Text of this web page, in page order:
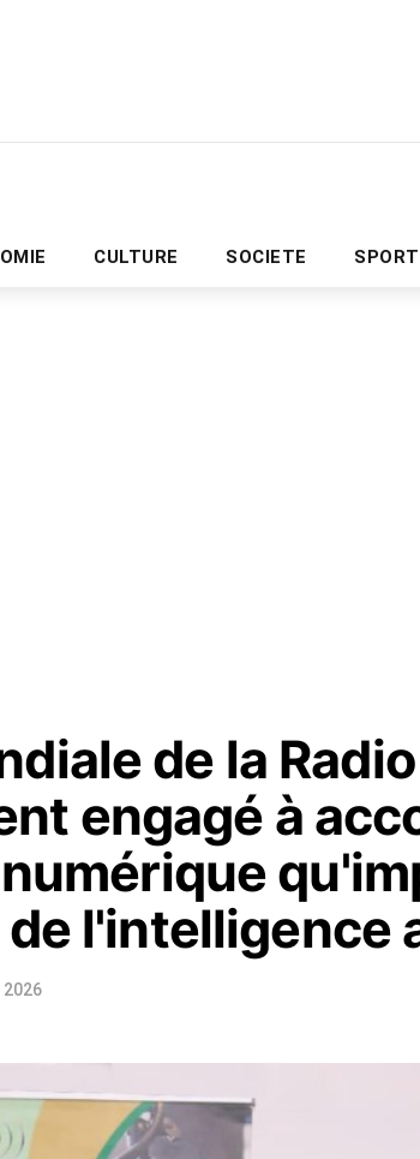
CULTURE SOCIETE SPORT
de la
engagé à
l'intelligence